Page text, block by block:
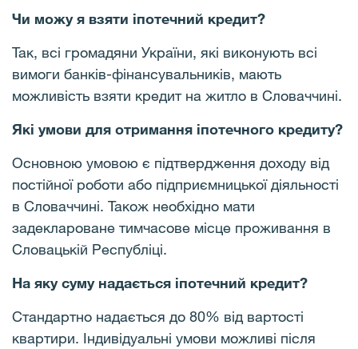
Чи можу я взяти іпотечний кредит?
Так, всі громадяни України, які виконують всі
вимоги банків-фінансувальників, мають
можливість взяти кредит на житло в Словаччині.
Які умови для отримання іпотечного кредиту?
Основною умовою є підтвердження доходу від
постійної роботи або підприємницької діяльності
в Словаччині. Також необхідно мати
задеклароване тимчасове місце проживання в
Словацькій Республіці.
На яку суму надається іпотечний кредит?
Стандартно надається до 80% від вартості
квартири. Індивідуальні умови можливі після